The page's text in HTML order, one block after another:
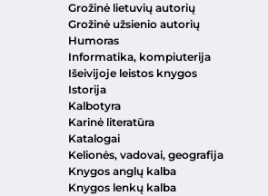
Grožinė lietuvių autorių
Grožinė užsienio autorių
Humoras
Informatika, kompiuterija
Išeivijoje leistos knygos
Istorija
Kalbotyra
Karinė literatūra
Katalogai
Kelionės, vadovai, geografija
Knygos anglų kalba
Knygos lenkų kalba